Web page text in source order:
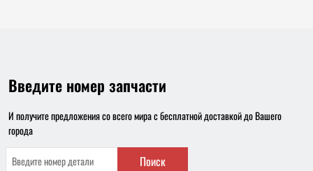
Введите номер запчасти
И получите предложения со всего мира с бесплатной доставкой до Вашего
города
Поиск